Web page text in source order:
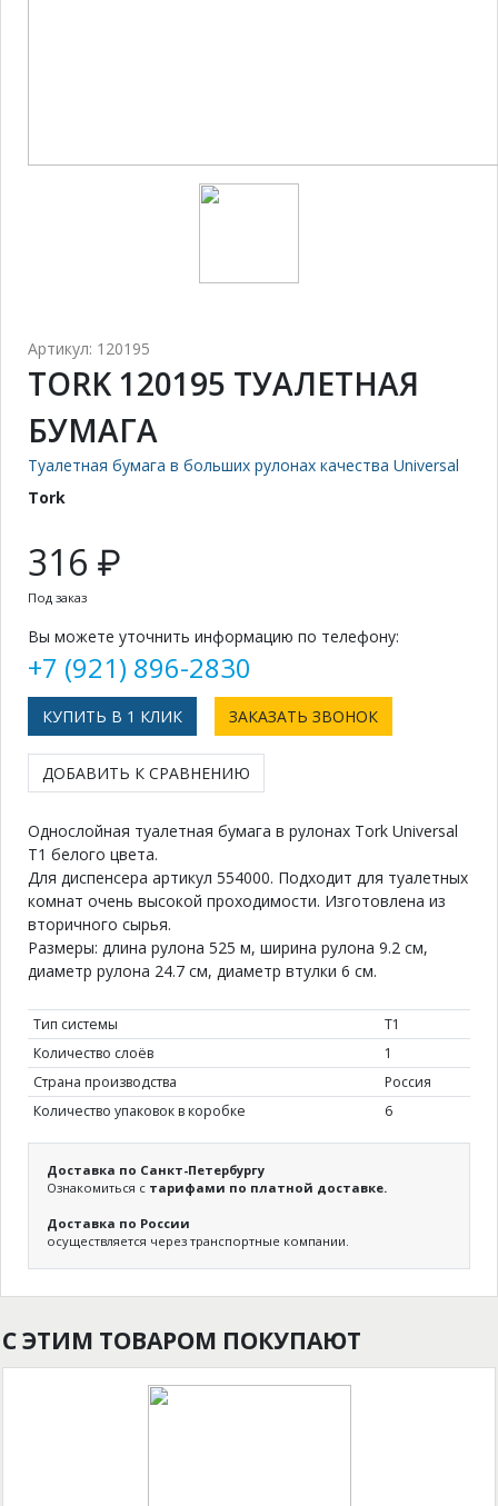
Артикул: 120195
TORK 120195 ТУАЛЕТНАЯ
БУМАГА
Туалетная бумага в больших рулонах качества Universal
Tork
316 ₽
Под заказ
Вы можете уточнить информацию по телефону:
+7 (921) 896-2830
КУПИТЬ В 1 КЛИК ЗАКАЗАТЬ ЗВОНОК
ДОБАВИТЬ К СРАВНЕНИЮ
Однослойная туалетная бумага в рулонах Tork Universal
T1 белого цвета.
Для диспенсера артикул 554000. Подходит для туалетных
комнат очень высокой проходимости. Изготовлена из
вторичного сырья.
Размеры: длина рулона 525 м, ширина рулона 9.2 см,
диаметр рулона 24.7 см, диаметр втулки 6 см.
Тип системы
Т1
Количество слоёв
1
Страна производства
Россия
Количество упаковок в коробке
6
Доставка по Санкт-Петербургу
Ознакомиться с тарифами по платной доставке.
Доставка по России
осуществляется через транспортные компании.
С ЭТИМ ТОВАРОМ ПОКУПАЮТ